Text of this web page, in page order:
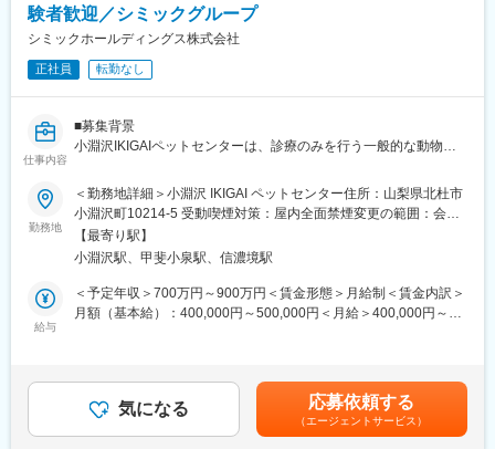
験者歓迎／シミックグループ
シミックホールディングス株式会社
正社員 転勤なし
仕事内容
■募集背景
小淵沢IKIGAIペットセンターは、診療のみを行う一般的な動物病
す。動物病院、トリミング、ホテル、介護サービスが連携してい
るため、病気の治療だけではなく、予防からシニアケアまで一貫
して関わることができます。
また、「互いに尊重する（Respect each other）」を価値観とし
て掲げ、職種や立場を超えて協力し合う文化を大切にしていま
す。
https://www.instagram.com/ikigai_petcenter?
igsh=MTI1MnF1dHpncmJoNQ==
自然豊かな小淵沢で、動物と飼い主の「IKIGAI」のために一緒に
勤務地
＜勤務地詳細＞小淵沢 IKIGAI ペットセンター住所：山梨県北杜市
小淵沢町10214-5 受動喫煙対策：屋内全面禁煙変更の範囲：会社
の定める事業所
【最寄り駅】
小淵沢駅、甲斐小泉駅、信濃境駅
給与
＜予定年収＞700万円～900万円＜賃金形態＞月給制＜賃金内訳＞
月額（基本給）：400,000円～500,000円＜月給＞400,000円～
給(月額)は固定手当を含めた表記です。
気になる 応募依頼する
（エージェントサービス）